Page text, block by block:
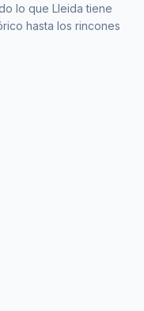
lo que Lleida tiene
hasta los rincones